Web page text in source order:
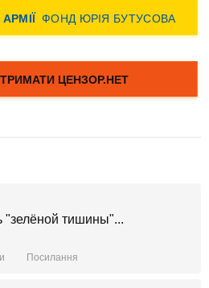
"зелёной тишины"...
Посилання